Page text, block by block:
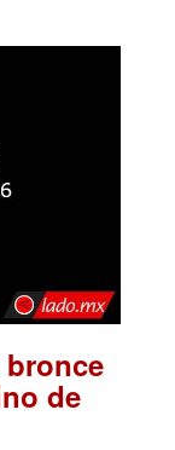
de